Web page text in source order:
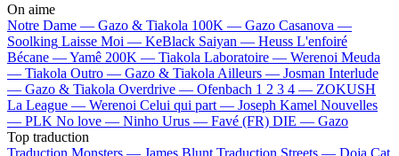
On aime
Notre Dame — Gazo & Tiakola 100K — Gazo Casanova —
Soolking Laisse Moi — KeBlack Saiyan — Heuss L'enfoiré
Bécane —Yamê 200K — Tiakola Laboratoire — Werenoi Meuda
— Tiakola Outro — Gazo & Tiakola Ailleurs — Josman Interlude
— Gazo & Tiakola Overdrive — Ofenbach 1 2 3 4 — ZOKUSH
La League — Werenoi Celui qui part — Joseph Kamel Nouvelles
— PLK No love — Ninho Urus — Favé (FR) DIE — Gazo
Top traduction
Traduction Monsters — James Blunt Traduction Streets — Doja Cat